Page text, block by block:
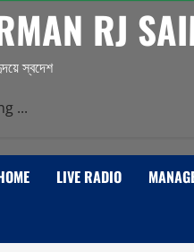
RJ
স্বদেশ
...
LIVE RADIO